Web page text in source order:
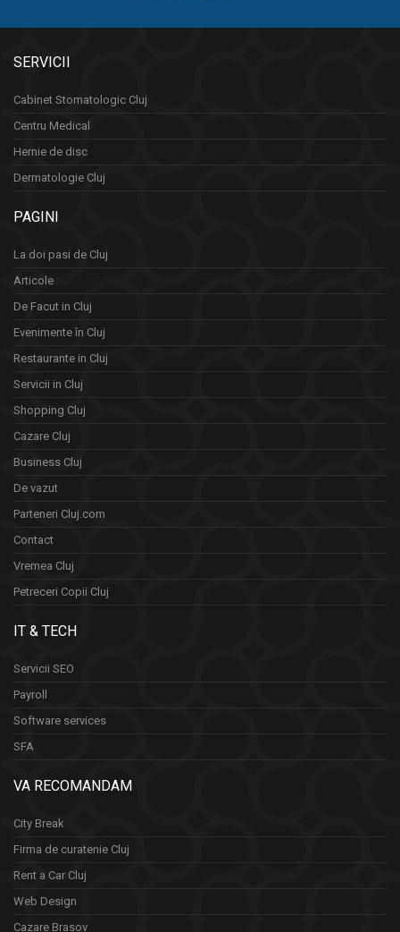
SERVICII
Cabinet Stomatologic Cluj
Centru Medical
Hernie de disc
Dermatologie Cluj
PAGINI
La doi pasi de Cluj
Articole
De Facut in Cluj
Evenimente în Cluj
Restaurante in Cluj
Servicii in Cluj
Shopping Cluj
Cazare Cluj
Business Cluj
De vazut
Parteneri Cluj.com
Contact
Vremea Cluj
Petreceri Copii Cluj
IT & TECH
Servicii SEO
Payroll
Software services
SFA
VA RECOMANDAM
City Break
Firma de curatenie Cluj
Rent a Car Cluj
Web Design
Cazare Brasov